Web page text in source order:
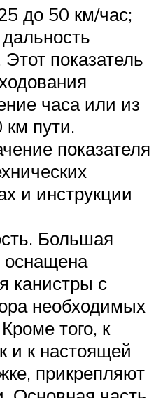
до 50 км/час;
показатель
часа или из
км пути.
показателя
и инструкции
Большая
оснащена
канистры с
необходимых
того, к
и к настоящей
прикрепляют